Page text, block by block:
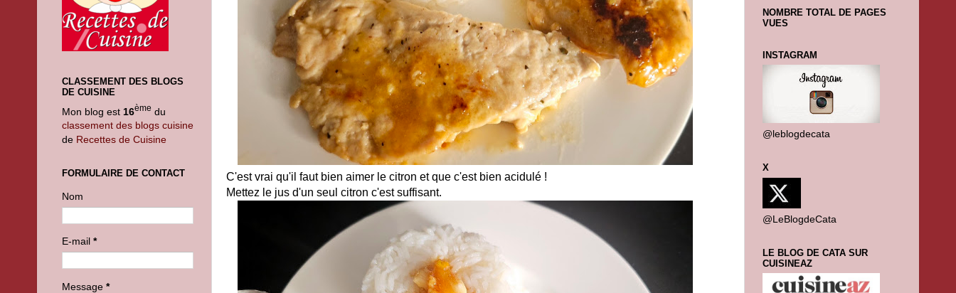
C'est vrai qu'il faut bien aimer le citron et que c'est bien acidulé !
Mettez le jus d'un seul citron c'est suffisant.
CLASSEMENT DES BLOGS
DE CUISINE
Mon blog est 16ème du
classement des blogs cuisine
de Recettes de Cuisine
FORMULAIRE DE CONTACT
Nom
E-mail *
Message *
NOMBRE TOTAL DE PAGES
VUES
INSTAGRAM
@leblogdecata
X
@LeBlogdeCata
LE BLOG DE CATA SUR
CUISINEAZ